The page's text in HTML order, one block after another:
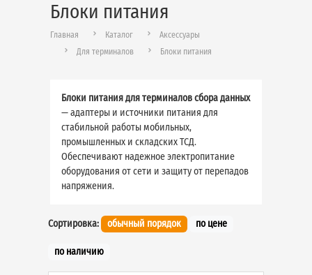
Блоки питания
Главная Каталог
Аксессуары
Для терминалов
Блоки питания
Блоки питания для терминалов сбора данных
— адаптеры и источники питания для
стабильной работы мобильных,
промышленных и складских ТСД.
Обеспечивают надежное электропитание
оборудования от сети и защиту от перепадов
напряжения.
Сортировка: обычный порядок по цене
по наличию